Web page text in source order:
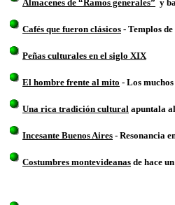
Almacenes de “Ramos generales” y
Cafés que fueron clásicos - Templos
Peñas culturales en el siglo XIX
El hombre frente al mito - Los
Una rica tradición cultural apuntala
Incesante Buenos Aires - Resonancia
Costumbres montevideanas de hace